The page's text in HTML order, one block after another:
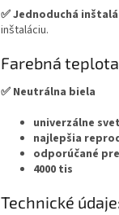
✅ Jednoduchá
inštaláciu.
Farebná
✅ Neutrálna biela
univerzálne
najlepšia
odporúčané
4000 tis
Technické